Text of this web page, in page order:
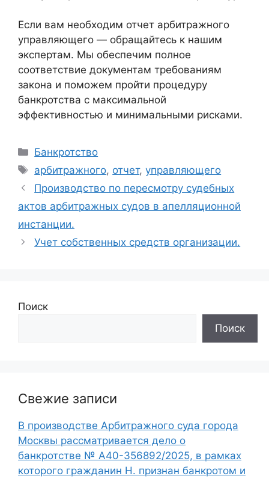
Если вам необходим отчет арбитражного
управляющего — обращайтесь к нашим
экспертам. Мы обеспечим полное
соответствие документам требованиям
закона и поможем пройти процедуру
банкротства с максимальной
эффективностью и минимальными рисками.
Рубрики
Банкротство
Метки
арбитражного, отчет,управляющего
Производство по пересмотру судебных
актов арбитражных судов в апелляционной
инстанции.
Учет собственных средств организации.
Поиск
Поиск
Свежие записи
В производстве Арбитражного суда города
Москвы рассматривается дело о
банкротстве № А40-356892/2025, в рамках
которого гражданин Н. признан банкротом и